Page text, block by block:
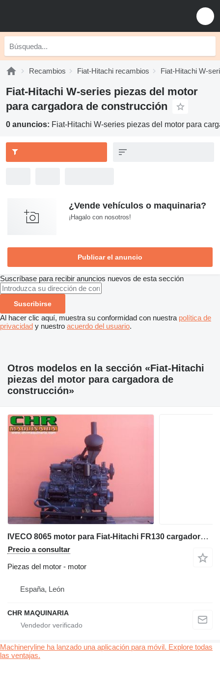
Recambios Fiat-Hitachi recambios Fiat-Hitachi W-
Fiat-Hitachi W-series piezas del motor
para cargadora de construcción
0 anuncios: Fiat-Hitachi W-series piezas del motor para
¿Vende vehículos o maquinaria?
¡Hagalo con nosotros!
Publicar el anuncio
Suscríbase para recibir anuncios nuevos de esta sección
Suscribirse
Al hacer clic aquí, muestra su conformidad con nuestra política de
privacidad y nuestro acuerdo del usuario.
Otros modelos en la sección «Fiat-Hitachi
piezas del motor para cargadora de
construcción»
IVECO 8065 motor para Fiat-Hitachi FR130 cargadora de ruedas
Precio a consultar
Piezas del motor - motor
España, León
CHR MAQUINARIA
Machineryline ha lanzado una aplicación para móvil. Explore todas
las ventajas.